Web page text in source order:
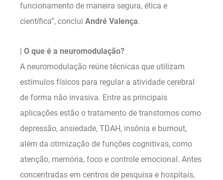
funcionamento de maneira segura, ética e
científica”, conclui André Valença.
| O que é a neuromodulação?
A neuromodulação reúne técnicas que utilizam
estímulos físicos para regular a atividade cerebral
de forma não invasiva. Entre as principais
aplicações estão o tratamento de transtornos como
depressão, ansiedade, TDAH, insônia e burnout,
além da otimização de funções cognitivas, como
atenção, memória, foco e controle emocional. Antes
concentradas em centros de pesquisa e hospitais,